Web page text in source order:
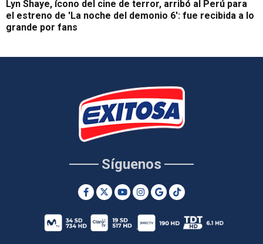
Lyn Shaye, ícono del cine de terror, arribó al Perú para
el estreno de 'La noche del demonio 6': fue recibida a lo
grande por fans
Síguenos